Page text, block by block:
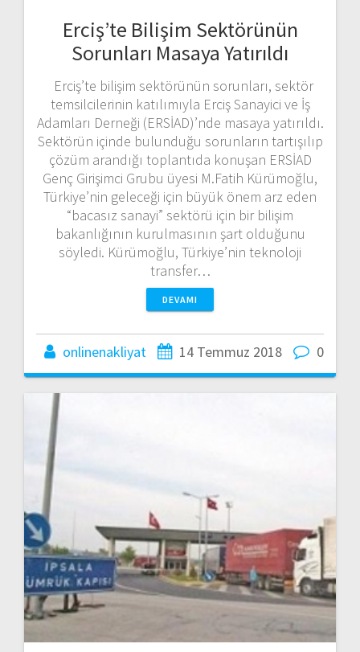
Erciş’te Bilişim Sektörünün
Sorunları Masaya Yatırıldı
Erciş’te bilişim sektörünün sorunları, sektör
temsilcilerinin katılımıyla Erciş Sanayici ve İş
Adamları Derneği (ERSİAD)’nde masaya yatırıldı.
Sektörün içinde bulunduğu sorunların tartışılıp
çözüm arandığı toplantıda konuşan ERSİAD
Genç Girişimci Grubu üyesi M.Fatih Kürümoğlu,
Türkiye’nin geleceği için büyük önem arz eden
“bacasız sanayi” sektörü için bir bilişim
bakanlığının kurulmasının şart olduğunu
söyledi. Kürümoğlu, Türkiye’nin teknoloji
transfer…
DEVAMI
onlinenakliyat 14 Temmuz 2018 0